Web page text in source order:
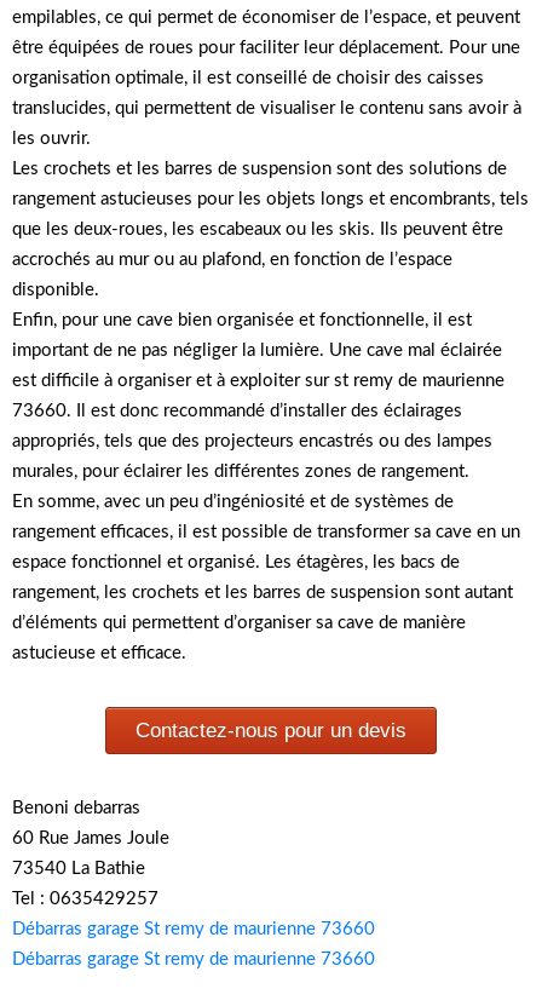
empilables, ce qui permet de économiser de l’espace, et peuvent
être équipées de roues pour faciliter leur déplacement. Pour une
organisation optimale, il est conseillé de choisir des caisses
translucides, qui permettent de visualiser le contenu sans avoir à
les ouvrir.
Les crochets et les barres de suspension sont des solutions de
rangement astucieuses pour les objets longs et encombrants, tels
que les deux-roues, les escabeaux ou les skis. Ils peuvent être
accrochés au mur ou au plafond, en fonction de l’espace
disponible.
Enfin, pour une cave bien organisée et fonctionnelle, il est
important de ne pas négliger la lumière. Une cave mal éclairée
est difficile à organiser et à exploiter sur st remy de maurienne
73660. Il est donc recommandé d’installer des éclairages
appropriés, tels que des projecteurs encastrés ou des lampes
murales, pour éclairer les différentes zones de rangement.
En somme, avec un peu d’ingéniosité et de systèmes de
rangement efficaces, il est possible de transformer sa cave en un
espace fonctionnel et organisé. Les étagères, les bacs de
rangement, les crochets et les barres de suspension sont autant
d’éléments qui permettent d’organiser sa cave de manière
astucieuse et efficace.
Contactez-nous pour un devis
Benoni debarras
60 Rue James Joule
73540 La Bathie
Tel : 0635429257
Débarras garage St remy de maurienne 73660
Débarras garage St remy de maurienne 73660